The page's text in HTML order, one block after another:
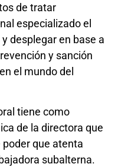
de tratar
especializado el
desplegar en base a
y sanción
el mundo del
tiene como
de la directora que
que atenta
subalterna.